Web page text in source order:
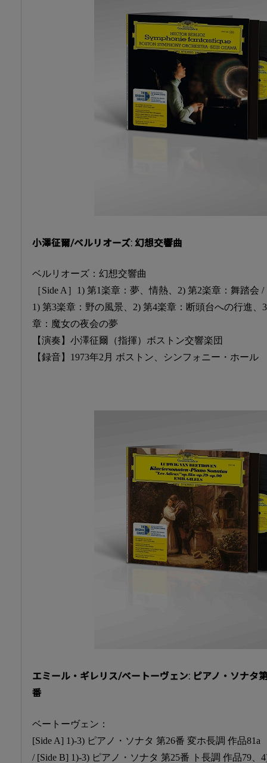
小澤征爾/ベルリオーズ: 幻想交響曲
ベルリオーズ：幻想交響曲
［Side A］1) 第1楽章：夢、情熱、2) 第2楽章：舞踏会 /
1) 第3楽章：野の風景、2) 第4楽章：断頭台への行進、
章：魔女の夜会の夢
【演奏】小澤征爾（指揮）ボストン交響楽団
【録音】1973年2月 ボストン、シンフォニー・ホール
エミール・ギレリス/ベートーヴェン: ピアノ・ソナタ
番
ベートーヴェン：
[Side A] 1)-3) ピアノ・ソナタ 第26番 変ホ長調 作品81a
/ [Side B] 1)-3) ピアノ・ソナタ 第25番 ト長調 作品79、